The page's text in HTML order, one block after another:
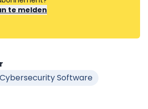
te melden
Cybersecurity Software